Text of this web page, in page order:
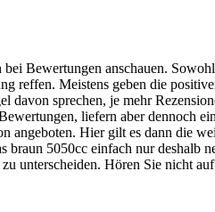
Bewertungen anschauen.
reffen. Meistens geben die
davon sprechen, je mehr
liefern aber dennoch
angeboten. Hier gilt es dann die
5050cc einfach nur deshalb
unterscheiden. Hören Sie nicht